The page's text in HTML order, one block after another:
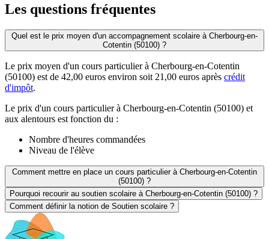
Les questions fréquentes
Quel est le prix moyen d'un accompagnement scolaire à Cherbourg-en-
Cotentin (50100) ?
Le prix moyen d'un cours particulier à Cherbourg-en-Cotentin
(50100) est de 42,00 euros environ soit 21,00 euros après crédit
d'impôt.
Le prix d'un cours particulier à Cherbourg-en-Cotentin (50100) et
aux alentours est fonction du :
Nombre d'heures commandées
Niveau de l'élève
Comment mettre en place un cours particulier à Cherbourg-en-Cotentin
(50100) ?
Pourquoi recourir au soutien scolaire à Cherbourg-en-Cotentin (50100) ?
Comment définir la notion de Soutien scolaire ?